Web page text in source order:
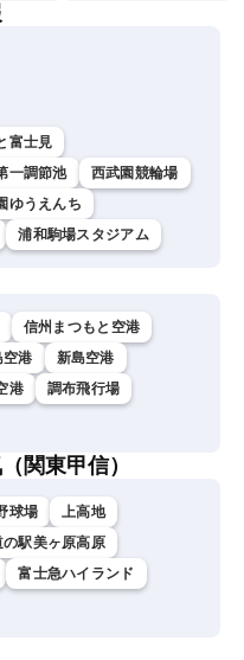
富士見
一調節池
西武園競輪場
ゆうえんち
浦和駒場スタジアム
信州まつもと空港
空港
新島空港
港
調布飛行場
関東甲信）
球場
上高地
の駅美ヶ原高原
富士急ハイランド